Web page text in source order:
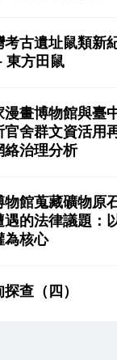
考古遺址鼠類新
東方田鼠
漫畫博物館與臺
官舍群文資活用
絡治理分析
物館蒐藏礦物原
遇的法律議題：
為核心
查（四）